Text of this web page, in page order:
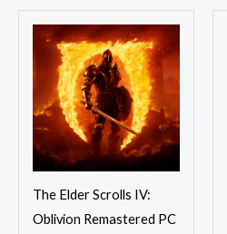
The Elder Scrolls IV:
Oblivion Remastered PC